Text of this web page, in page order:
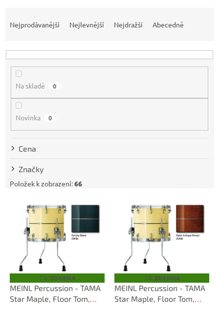
n
Nejprodávanější Nejlevnější Nejdražší Abecedně
Na skladě 0
Novinka 0
Cena
Značky
Položek k zobrazení:66
Z
D
A
R
ZDARMA
MEINL Percussion - TAMA
Star Maple, Floor Tom,
Z
D
A
R
ZDARMA
MEINL Percussion - TAMA
Star Maple, Floor Tom,